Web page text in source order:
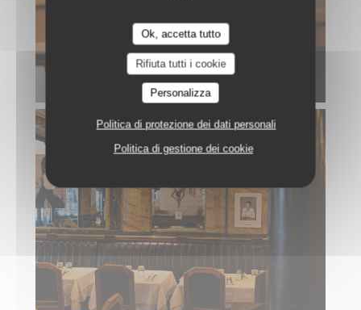
Ok, accetta tutto
Rifiuta tutti i cookie
Personalizza
Politica di protezione dei dati personali
Politica di gestione dei cookie